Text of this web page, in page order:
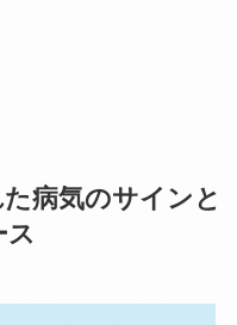
病気のサインと
ス